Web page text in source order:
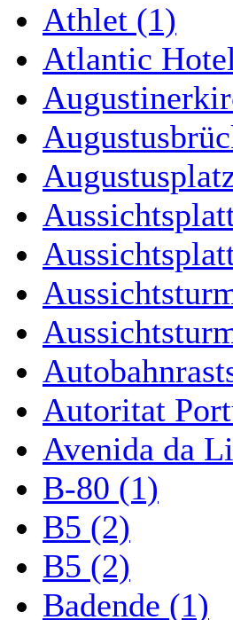
Athlet (1)
Atlantic
Autoritat
Avenida da
B-80 (1)
B5 (2)
B5 (2)
Badende (1)